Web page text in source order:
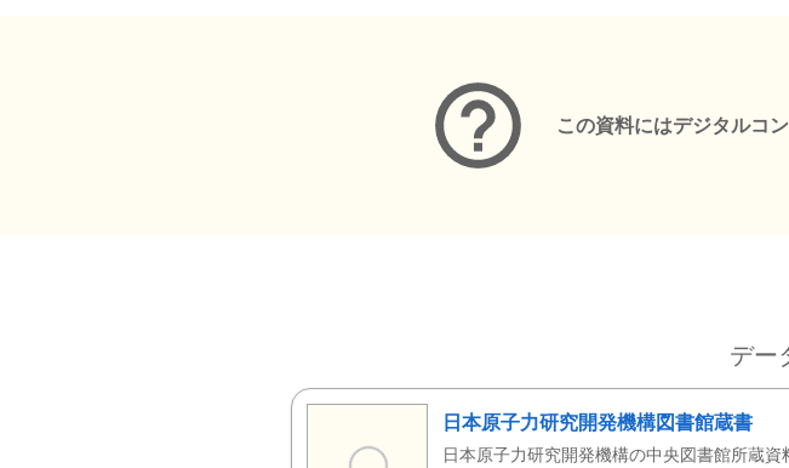
この資料にはデジタルコ
デー
日本原子力研究開発機構図書館蔵書
日本原子力研究開発機構の中央図書館所蔵